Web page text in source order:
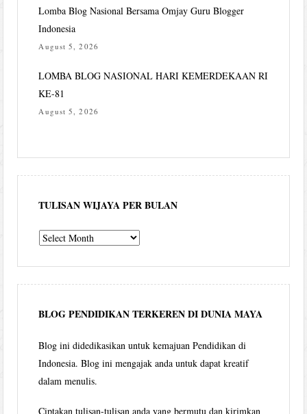
Lomba Blog Nasional Bersama Omjay Guru Blogger
Indonesia
August 5, 2026
LOMBA BLOG NASIONAL HARI KEMERDEKAAN RI
KE-81
August 5, 2026
TULISAN WIJAYA PER BULAN
Tulisan
per
bulan
BLOG PENDIDIKAN TERKEREN DI DUNIA MAYA
Blog ini didedikasikan untuk kemajuan Pendidikan di
Indonesia. Blog ini mengajak anda untuk dapat kreatif
dalam menulis.
Ciptakan tulisan-tulisan anda yang bermutu dan kirimkan